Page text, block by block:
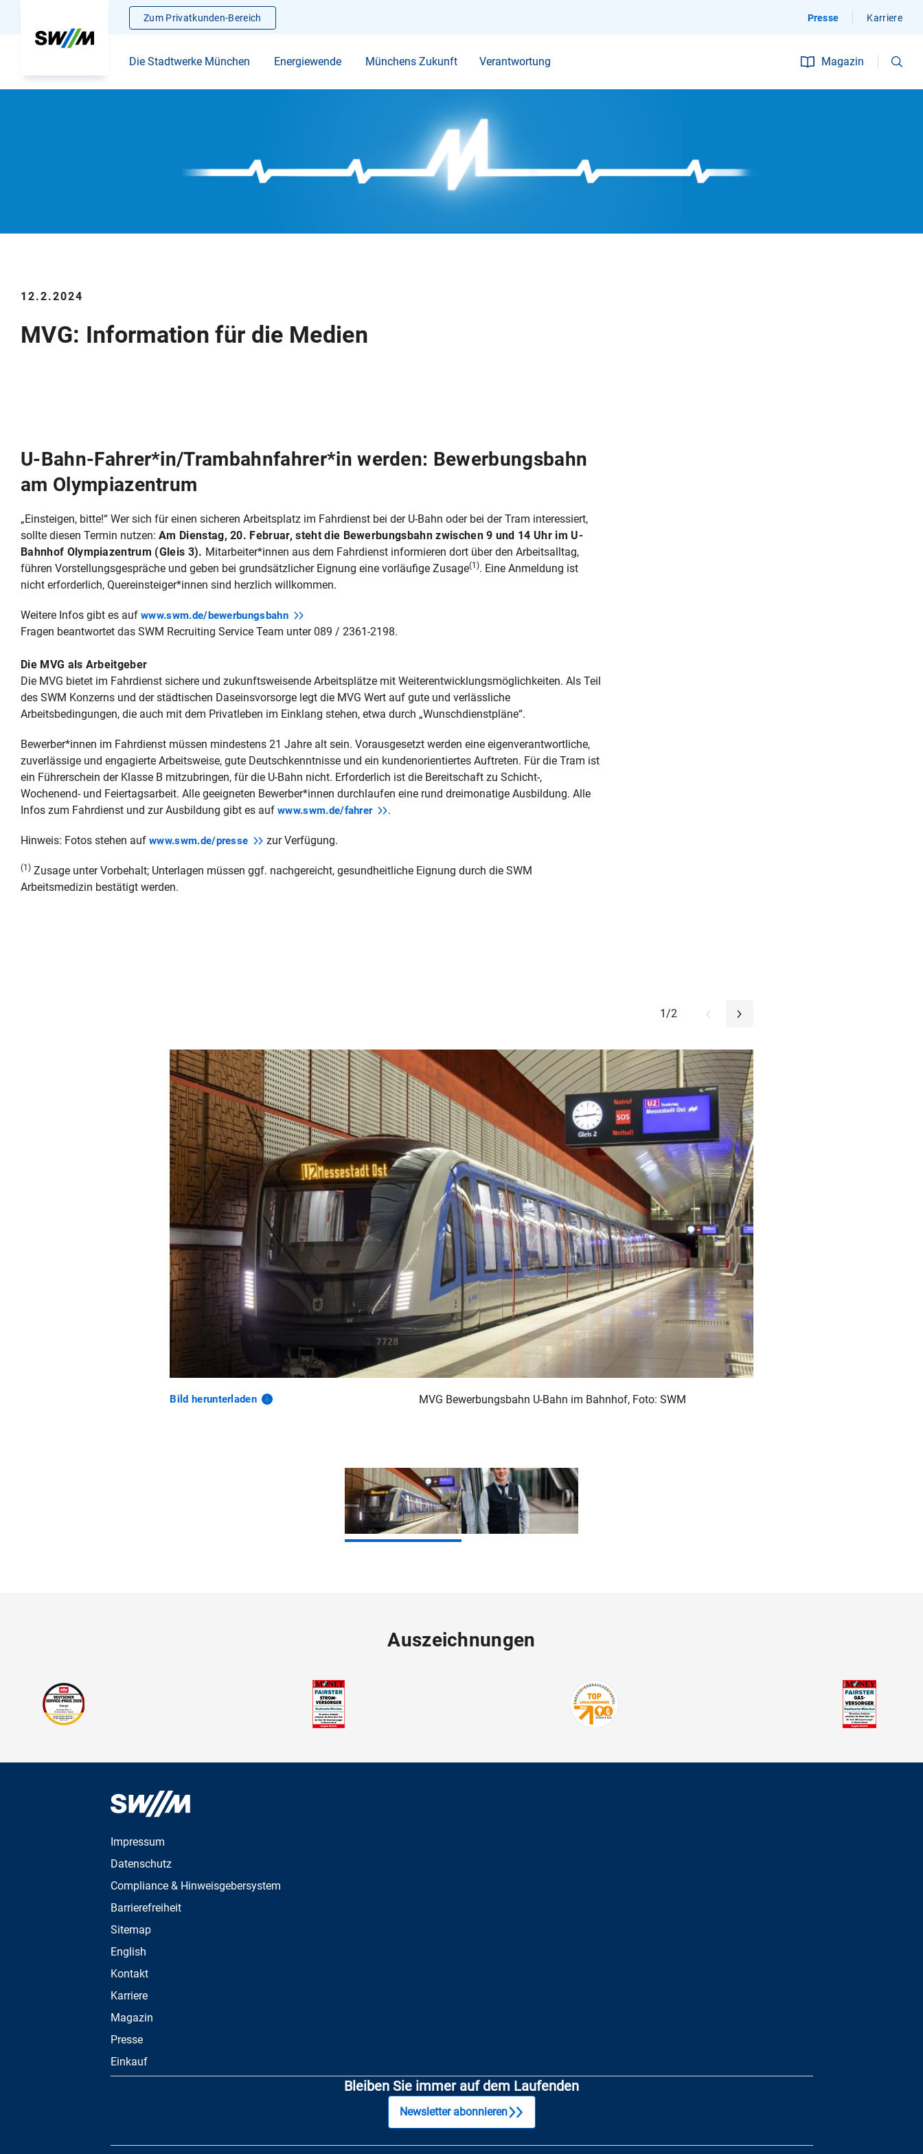
Zum Privatkunden-Bereich Presse Karriere
Die Stadtwerke München Energiewende Münchens Zukunft Verantwortung Magazin
12.2.2024
MVG: Information für die Medien
U-Bahn-Fahrer*in/Trambahnfahrer*in werden: Bewerbungsbahn
am Olympiazentrum
„Einsteigen, bitte!“ Wer sich für einen sicheren Arbeitsplatz im Fahrdienst bei der U-Bahn oder bei der Tram interessiert,
sollte diesen Termin nutzen: Am Dienstag, 20. Februar, steht die Bewerbungsbahn zwischen 9 und 14 Uhr im U-
Bahnhof Olympiazentrum (Gleis 3). Mitarbeiter*innen aus dem Fahrdienst informieren dort über den Arbeits­alltag,
führen Vorstellungsgespräche und geben bei grundsätzlicher Eignung eine vorläufige Zusage(1). Eine Anmeldung ist
nicht erforderlich, Quereinsteiger*innen sind herzlich willkommen.
Weitere Infos gibt es auf www.swm.de/bewerbungsbahn
Fragen beantwortet das SWM Recruiting Service Team unter 089 / 2361-2198.
Die MVG als Arbeitgeber
Die MVG bietet im Fahrdienst sichere und zukunftsweisende Arbeitsplätze mit Weiterentwicklungsmöglichkeiten. Als Teil
des SWM Konzerns und der städtischen Daseinsvorsorge legt die MVG Wert auf gute und verlässliche
Arbeitsbedingungen, die auch mit dem Privatleben im Einklang stehen, etwa durch „Wunschdienstpläne“.
Bewerber*innen im Fahrdienst müssen mindestens 21 Jahre alt sein. Vorausgesetzt werden eine eigenverantwortliche,
zuverlässige und engagierte Arbeitsweise, gute Deutschkenntnisse und ein kundenorientiertes Auftreten. Für die Tram ist
ein Führerschein der Klasse B mitzubringen, für die U-Bahn nicht. Erforderlich ist die Bereitschaft zu Schicht-,
Wochenend- und Feiertagsarbeit. Alle geeigneten Bewerber*innen durchlaufen eine rund dreimonatige Ausbildung. Alle
Infos zum Fahrdienst und zur Ausbildung gibt es auf www.swm.de/fahrer .
Hinweis: Fotos stehen auf www.swm.de/presse zur Verfügung.
(1) Zusage unter Vorbehalt; Unterlagen müssen ggf. nachgereicht, gesundheitliche Eignung durch die SWM
Arbeitsmedizin bestätigt werden.
Bild herunterladen MVG Bewerbungsbahn U-Bahn im Bahnhof, Foto: SWM
Auszeichnungen
Impressum
Datenschutz
Compliance & Hinweisgebersystem
Barrierefreiheit
Sitemap
English
Kontakt
Karriere
Magazin
Presse
Einkauf